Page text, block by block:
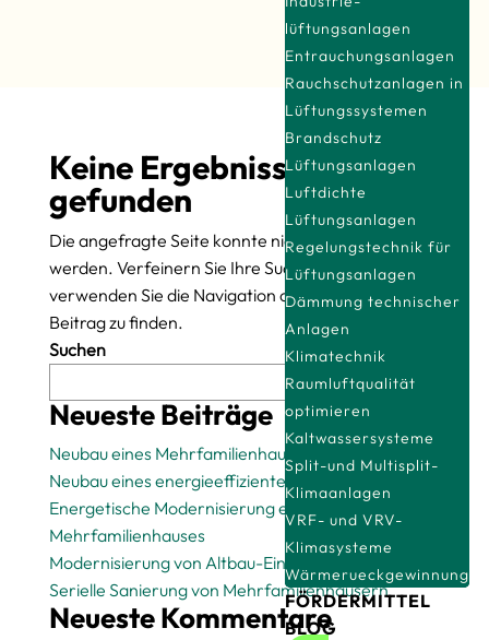
lüftungsanlagen
Entrauchungsanlagen
Rauchschutzanlagen in
Lüftungssystemen
Brandschutz
Lüftungsanlagen
Luftdichte
Lüftungsanlagen
Regelungstechnik für
Lüftungsanlagen
Dämmung technischer
Anlagen
Klimatechnik
Raumluftqualität
optimieren
Kaltwassersysteme
Split-und Multisplit-
Klimaanlagen
VRF- und VRV-
Klimasysteme
Wärmerueckgewinnung
FÖRDERMITTEL
BLOG
Keine Ergebnisse
gefunden
Die angefragte Seite konnte nicht gefunden
werden. Verfeinern Sie Ihre Suche oder
verwenden Sie die Navigation oben, um den
Beitrag zu finden.
Suchen
Suchen
Neueste Beiträge
Neubau eines Mehrfamilienhauses
Neubau eines energieeffizienten Einfamilienhauses
Energetische Modernisierung eines
Mehrfamilienhauses
Modernisierung von Altbau-Einfamilienhäusern
Serielle Sanierung von Mehrfamilienhäusern
Neueste Kommentare